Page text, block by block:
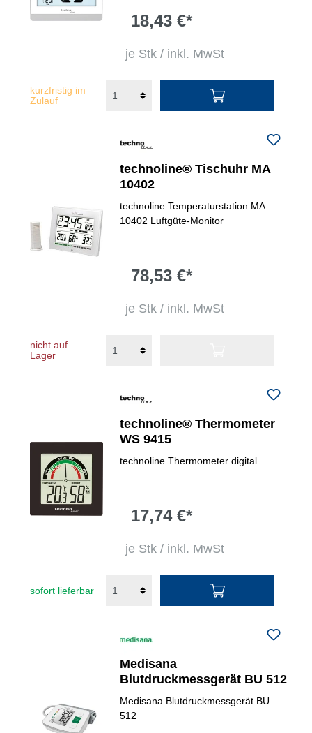
18,43 €*
je Stk / inkl. MwSt
kurzfristig im
Zulauf
technoline® Tischuhr MA
10402
technoline Temperaturstation MA
10402 Luftgüte-Monitor
78,53 €*
je Stk / inkl. MwSt
nicht auf
Lager
technoline® Thermometer
WS 9415
technoline Thermometer digital
17,74 €*
je Stk / inkl. MwSt
sofort lieferbar
Medisana
Blutdruckmessgerät BU 512
Medisana Blutdruckmessgerät BU
512